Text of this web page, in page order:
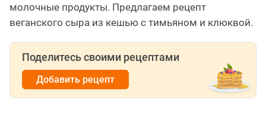
молочные продукты. Предлагаем рецепт
веганского сыра из кешью с тимьяном и клюквой.
Поделитесь своими рецептами
Добавить рецепт